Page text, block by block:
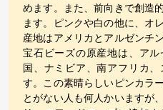
めます。また、前向きで創造
ます。ピンクや白の他に、オ
産地はアメリカとアルゼンチ
宝石ビーズの原産地は、ア
国、ナミビア、南アフリカ
す。この素晴らしいピンカラ
とがない人も何人かいますが